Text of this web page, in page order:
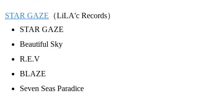
STAR GAZE （LiLA'c Records）
STAR GAZE
Beautiful Sky
R.E.V
BLAZE
Seven Seas Paradice